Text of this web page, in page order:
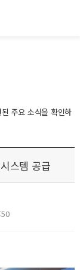
주요 소식을 확인하
스템 공급